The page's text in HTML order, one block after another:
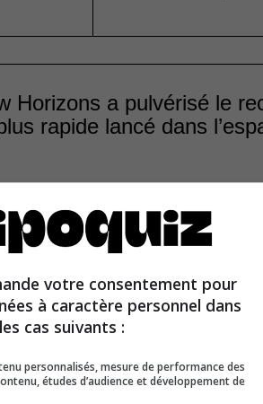
Horizons a pulvérisé le
rapide lancé dans
le 19 janvier dernier, elle a atteint
m/h).
votre consentement pour
à caractère personnel dans
les cas suivants :
personnalisés, mesure de performance des
études d’audience et développement de